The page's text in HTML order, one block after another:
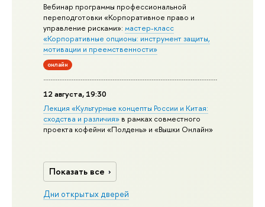
Вебинар программы профессиональной
переподготовки «Корпоративное право и
управление рисками»: мастер-класс
«Корпоративные опционы: инструмент защиты,
мотивации и преемственности»
онлайн
12 августа, 19:30
Лекция «Культурные концепты России и Китая:
сходства и различия» в рамках совместного
проекта кофейни «Полдень» и «Вышки Онлайн»
Показать все
Дни открытых дверей